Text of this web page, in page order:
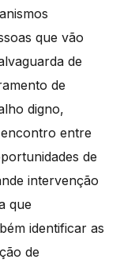
que vão
de
de
digno,
entre
de
intervenção
que
identificar as
de